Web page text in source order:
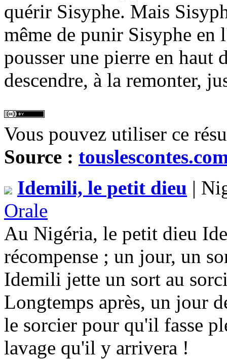
quérir Sisyphe. Mais
même de punir Sisyphe en
pousser une pierre en haut
descendre, à la remonter,
Vous pouvez utiliser ce
Source :
Idemili, le petit dieu |
Orale
Au Nigéria, le petit dieu
récompense ; un jour, un
Idemili jette un sort au
Longtemps après, un jour
le sorcier pour qu'il fasse
lavage qu'il y arrivera !